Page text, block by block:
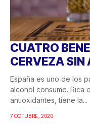
CUATRO
CERVEZA SIN
España es uno de los
alcohol consume. Rica
antioxidantes, tiene la...
7 OCTUBRE, 2020